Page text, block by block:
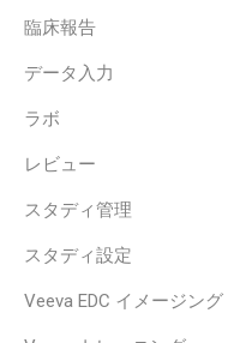
臨床報告
データ入力
ラボ
レビュー
スタディ管理
スタディ設定
Veeva EDC イメージング